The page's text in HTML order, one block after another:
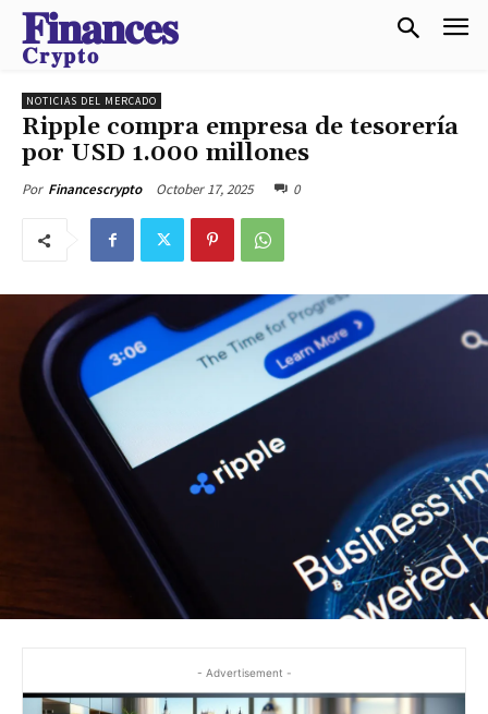
𝐅𝐢𝐧𝐚𝐧𝐜𝐞𝐬
𝐂𝐫𝐲𝐩𝐭𝐨
NOTICIAS DEL MERCADO
Ripple compra empresa de tesorería
por USD 1.000 millones
Por Financescrypto October 17, 2025 0
- Advertisement -